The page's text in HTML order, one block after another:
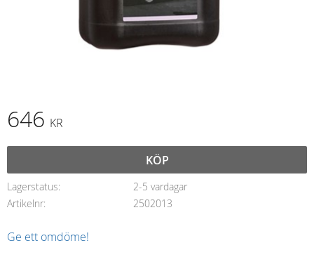
646 KR
KÖP
Lagerstatus
2-5 vardagar
Artikelnr
2502013
Ge ett omdöme!